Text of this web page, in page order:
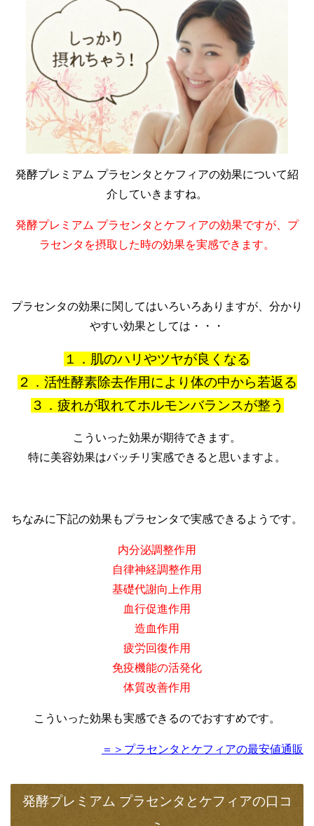
発酵プレミアム プラセンタとケフィアの効果について紹
介していきますね。
発酵プレミアム プラセンタとケフィアの効果ですが、プ
ラセンタを摂取した時の効果を実感できます。
プラセンタの効果に関してはいろいろありますが、分かり
やすい効果としては・・・
１．肌のハリやツヤが良くなる
２．活性酵素除去作用により体の中から若返る
３．疲れが取れてホルモンバランスが整う
こういった効果が期待できます。
特に美容効果はバッチリ実感できると思いますよ。
ちなみに下記の効果もプラセンタで実感できるようです。
内分泌調整作用
自律神経調整作用
基礎代謝向上作用
血行促進作用
造血作用
疲労回復作用
免疫機能の活発化
体質改善作用
こういった効果も実感できるのでおすすめです。
＝＞プラセンタとケフィアの最安値通販
発酵プレミアム プラセンタとケフィアの口コ